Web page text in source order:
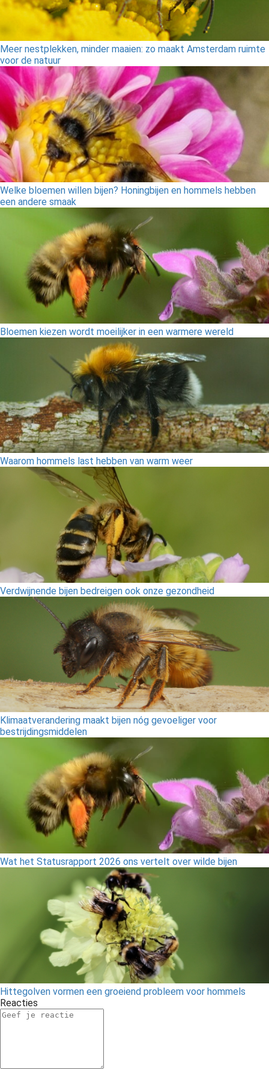
Meer nestplekken, minder maaien: zo maakt Amsterdam ruimte
voor de natuur
Welke bloemen willen bijen? Honingbijen en hommels hebben
een andere smaak
Bloemen kiezen wordt moeilijker in een warmere wereld
Waarom hommels last hebben van warm weer
Verdwijnende bijen bedreigen ook onze gezondheid
Klimaatverandering maakt bijen nóg gevoeliger voor
bestrijdingsmiddelen
Wat het Statusrapport 2026 ons vertelt over wilde bijen
Hittegolven vormen een groeiend probleem voor hommels
Reacties